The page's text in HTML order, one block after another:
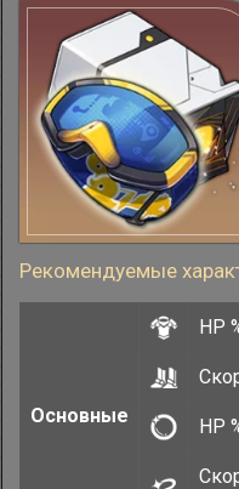
Рекомендуемые
Основные
HP
HP